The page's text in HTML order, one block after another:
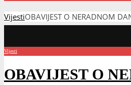
VijestiOBAVIJEST O NERADNOM
Vijesti
OBAVIJEST O